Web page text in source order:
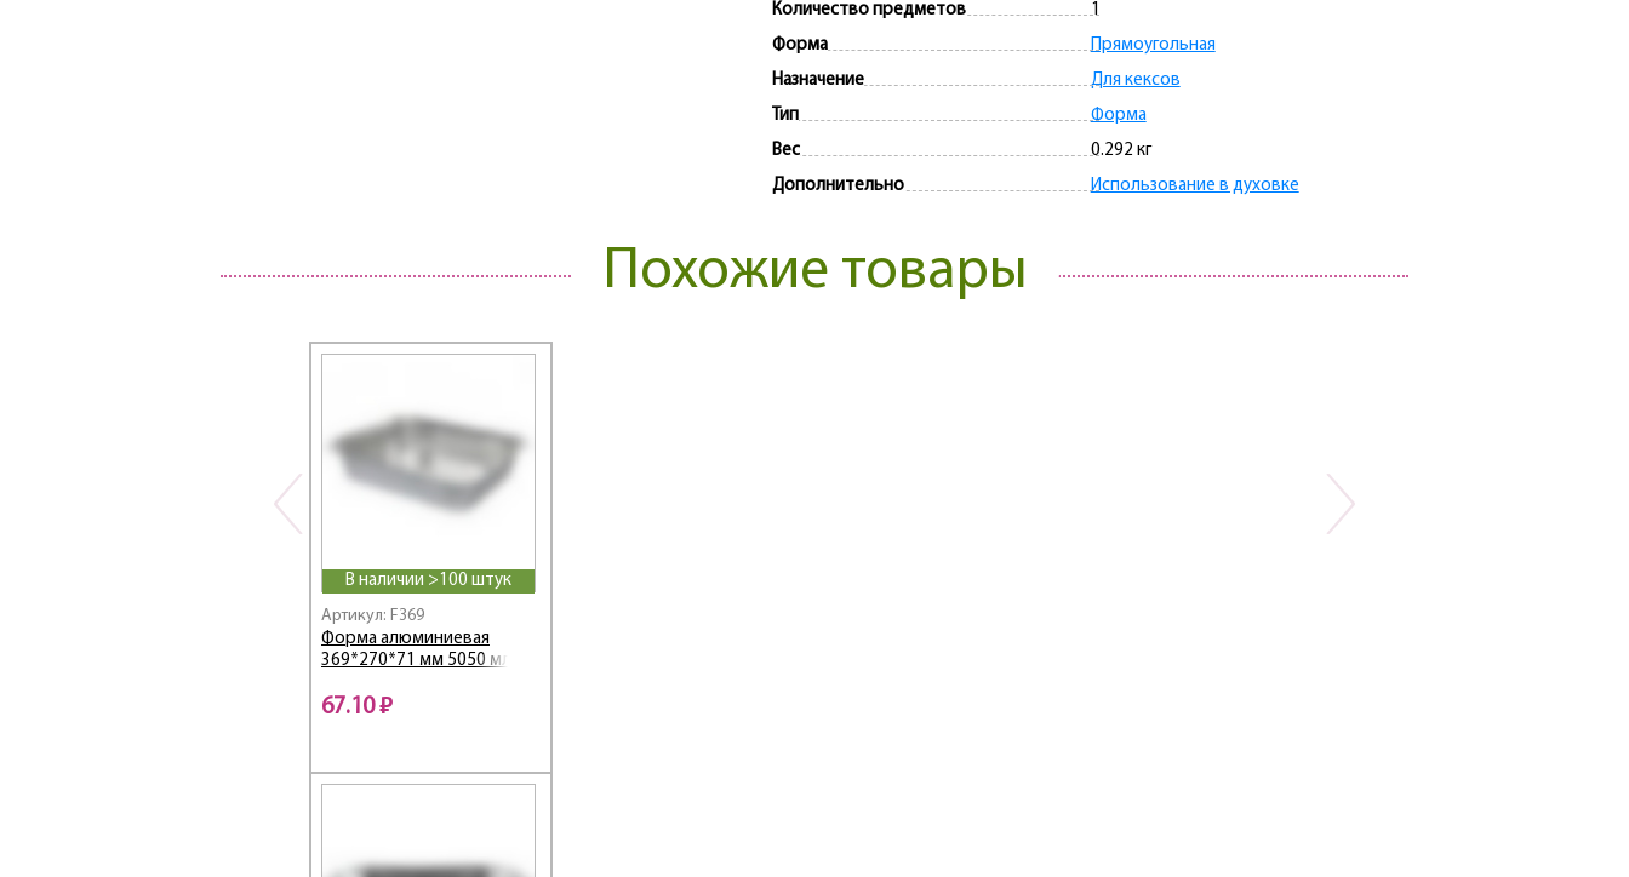
Количество предметов
1
Форма
Прямоугольная
Назначение
Для кексов
Тип
Форма
Вес
0.292 кг
Дополнительно
Использование в духовке
Похожие товары
В наличии >100 штук
Артикул: F369
Форма алюминиевая
369*270*71 мм 5050 мл
67.10 ₽